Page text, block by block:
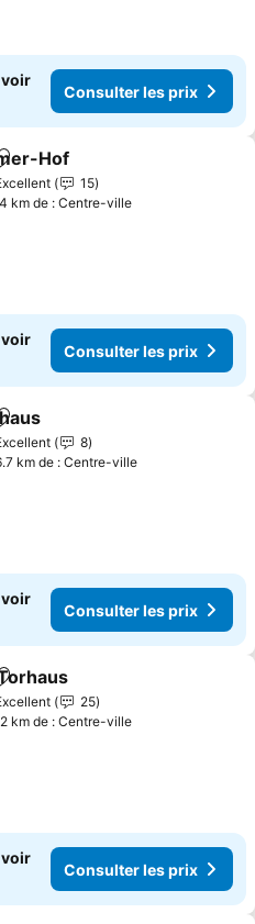
voir
Consulter les prix
à mes favoris
Hof
15
km de : Centre-ville
voir
Consulter les prix
à mes favoris
8
km de : Centre-ville
voir
Consulter les prix
à mes favoris
25
km de : Centre-ville
voir
Consulter les prix